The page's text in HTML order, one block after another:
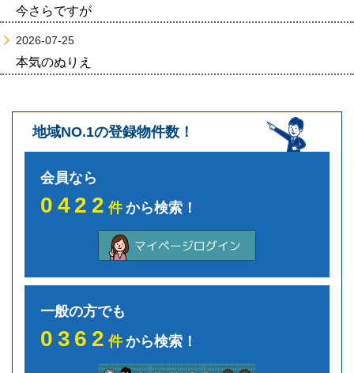
今さらですが
2026-07-25
本気のぬりえ
地域NO.1の登録物件数！
会員なら
0422件から検索！
一般の方でも
0362件から検索！